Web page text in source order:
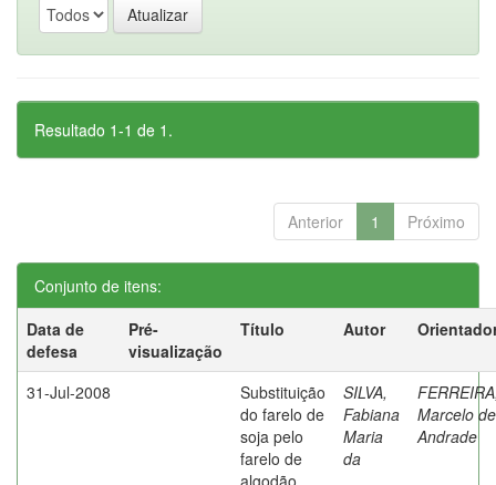
Resultado 1-1 de 1.
Anterior 1 Próximo
Conjunto de itens:
Data de
defesa
Pré-
visualização
Título Autor
31-Jul-2008
Substituição
do farelo de
soja pelo
farelo de
algodão
SILVA,
Fabiana
Maria
da
Marcelo de
Andrade